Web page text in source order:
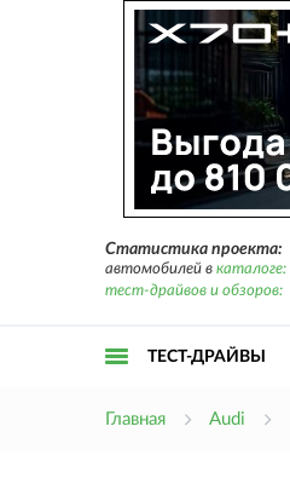
Статистика проекта:
автомобилей в каталоге:
тест-драйвов и обзоров:
ТЕСТ-ДРАЙВЫ
Главная Audi